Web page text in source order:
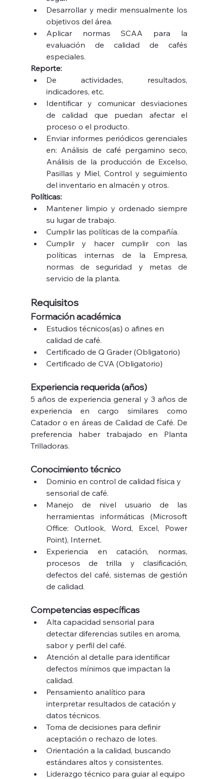
Desarrollar y medir mensualmente los
objetivos del área.
Aplicar normas SCAA para la
evaluación de calidad de cafés
especiales.
Reporte:
De actividades, resultados,
indicadores, etc.
Identificar y comunicar desviaciones
de calidad que puedan afectar el
proceso o el producto.
Enviar informes periódicos gerenciales
en: Análisis de café pergamino seco,
Análisis de la producción de Excelso,
Pasillas y Miel, Control y seguimiento
del inventario en almacén y otros.
Políticas:
Mantener limpio y ordenado siempre
su lugar de trabajo.
Cumplir las políticas de la compañía.
Cumplir y hacer cumplir con las
políticas internas de la Empresa,
normas de seguridad y metas de
servicio de la planta.
Requisitos
Formación académica
Estudios técnicos(as) o afines en
calidad de café.
Certificado de Q Grader (Obligatorio)
Certificado de CVA (Obligatorio)
Experiencia requerida (años)
5 años de experiencia general y 3 años de
experiencia en cargo similares como
Catador o en áreas de Calidad de Café. De
preferencia haber trabajado en Planta
Trilladoras.
Conocimiento técnico
Dominio en control de calidad física y
sensorial de café.
Manejo de nivel usuario de las
herramientas informáticas (Microsoft
Office: Outlook, Word, Excel, Power
Point), Internet.
Experiencia en catación, normas,
procesos de trilla y clasificación,
defectos del café, sistemas de gestión
de calidad.
Competencias específicas
Alta capacidad sensorial para
detectar diferencias sutiles en aroma,
sabor y perfil del café.
Atención al detalle para identificar
defectos mínimos que impactan la
calidad.
Pensamiento analítico para
interpretar resultados de catación y
datos técnicos.
Toma de decisiones para definir
aceptación o rechazo de lotes.
Orientación a la calidad, buscando
estándares altos y consistentes.
Liderazgo técnico para guiar al equipo